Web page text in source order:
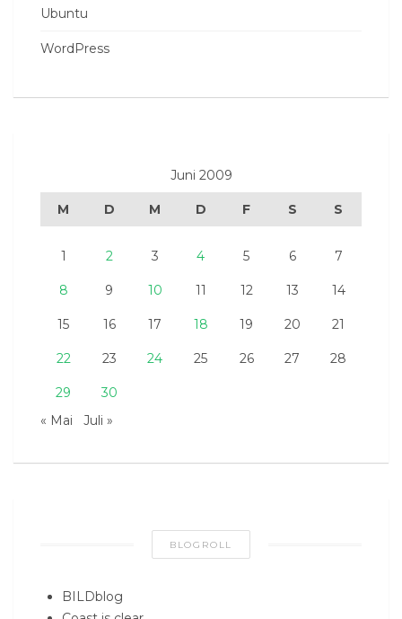
Ubuntu
WordPress
Juni 2009
M D M D F S S
1 2 3 4 5 6 7
8 9 10 11 12 13 14
15 16 17 18 19 20 21
22 23 24 25 26 27 28
29
30
« Mai
Juli »
BLOGROLL
BILDblog